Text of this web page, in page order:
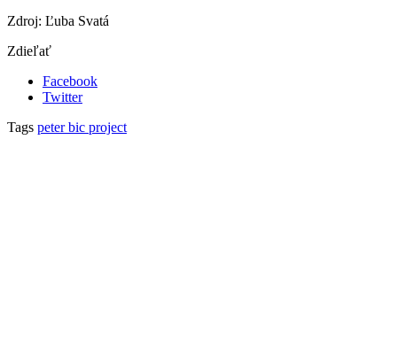
Zdroj: Ľuba Svatá
Zdieľať
Facebook
Twitter
Tags peter bic project